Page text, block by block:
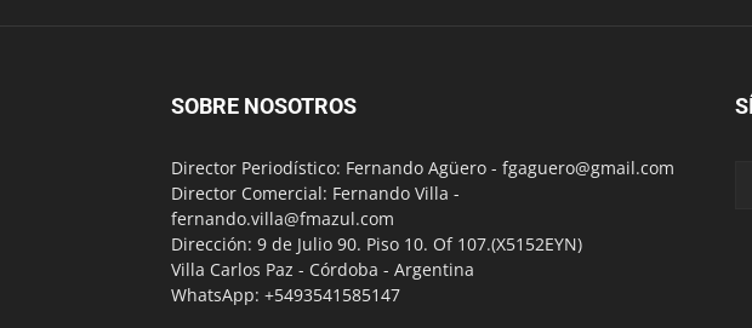
SOBRE NOSOTROS
Director Periodístico: Fernando Agüero - fgaguero@gmail.com
Director Comercial: Fernando Villa -
fernando.villa@fmazul.com
Dirección: 9 de Julio 90. Piso 10. Of 107.(X5152EYN)
Villa Carlos Paz - Córdoba - Argentina
WhatsApp: +5493541585147